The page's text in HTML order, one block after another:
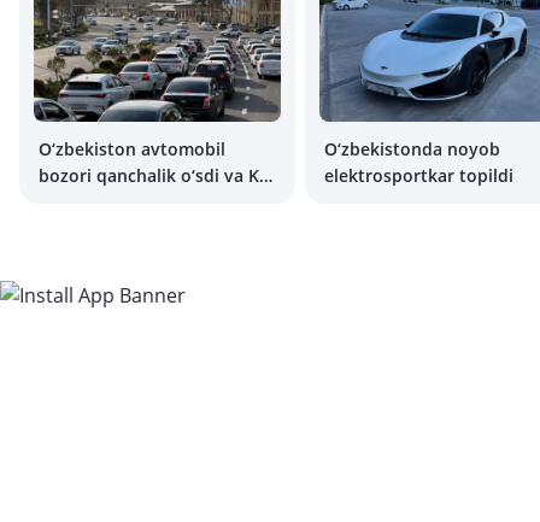
O‘zbekiston avtomobil
bozori qanchalik o‘sdi va Kia
O‘zbekistonda noyob
elektrosportkar topildi